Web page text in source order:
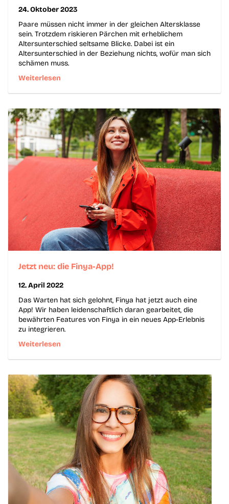
24. Oktober 2023
Paare müssen nicht immer in der gleichen Altersklasse
sein. Trotzdem riskieren Pärchen mit erheblichem
Altersunterschied seltsame Blicke. Dabei ist ein
Altersunterschied in der Beziehung nichts, wofür man sich
schämen muss.
Weiterlesen
Jetzt neu: die Finya-App!
12. April 2022
Das Warten hat sich gelohnt, Finya hat jetzt auch eine
App! Wir haben leidenschaftlich daran gearbeitet, die
bewährten Features von Finya in ein neues App-Erlebnis
zu integrieren.
Weiterlesen